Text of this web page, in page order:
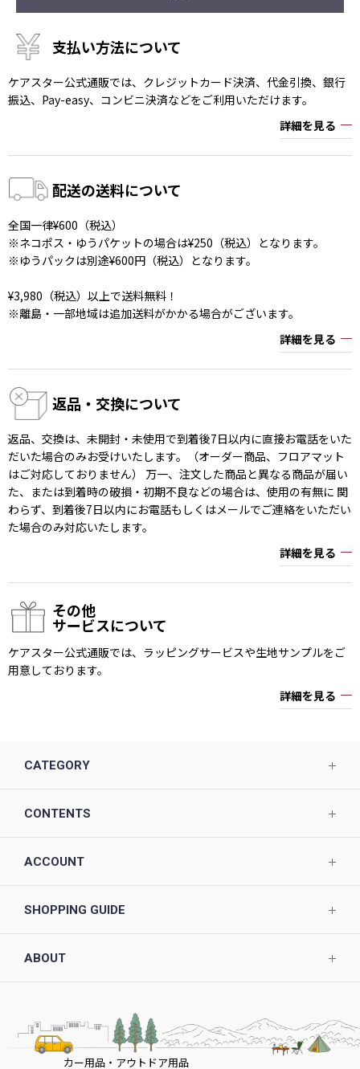
支払い方法について
ケアスター公式通販では、クレジットカード決済、代金引換、銀行
振込、Pay-easy、コンビニ決済などをご利用いただけます。
詳細を見る
配送の送料について
全国一律¥600（税込）
※ネコポス・ゆうパケットの場合は¥250（税込）となります。
※ゆうパックは別途¥600円（税込）となります。
¥3,980（税込）以上で送料無料！
※離島・一部地域は追加送料がかかる場合がございます。
詳細を見る
返品・交換について
返品、交換は、未開封・未使用で到着後7日以内に直接お電話をいた
だいた場合のみお受けいたします。（オーダー商品、フロアマット
はご対応しておりません） 万一、注文した商品と異なる商品が届い
た、または到着時の破損・初期不良などの場合は、使用の有無に 関
わらず、到着後7日以内にお電話もしくはメールでご連絡をいただい
た場合のみ対応いたします。
詳細を見る
その他
サービスについて
ケアスター公式通販では、ラッピングサービスや生地サンプルをご
用意しております。
詳細を見る
CATEGORY
CONTENTS
ACCOUNT
SHOPPING GUIDE
ABOUT
カー用品・アウトドア用品